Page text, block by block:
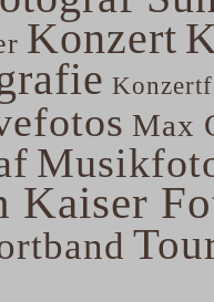
Konzert
Max
Kaiser